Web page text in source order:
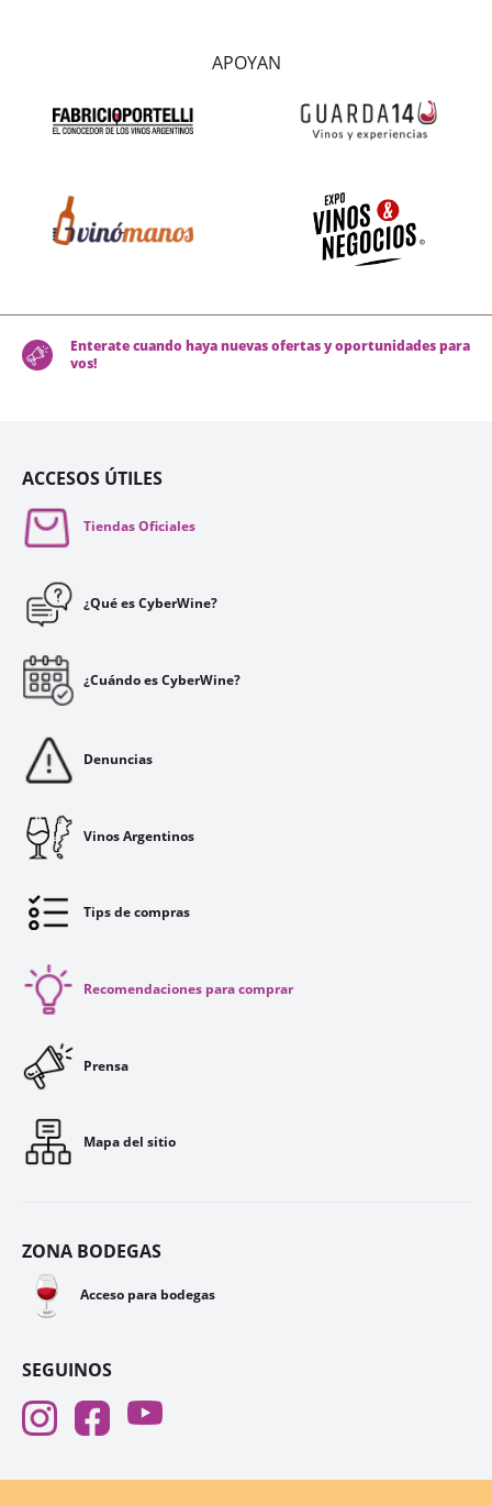
APOYAN
Enterate cuando haya nuevas ofertas y oportunidades para
vos!
ACCESOS ÚTILES
Tiendas Oficiales
¿Qué es CyberWine?
¿Cuándo es CyberWine?
Denuncias
Vinos Argentinos
Tips de compras
Recomendaciones para comprar
Prensa
Mapa del sitio
ZONA BODEGAS
🍷 Acceso para bodegas
SEGUINOS